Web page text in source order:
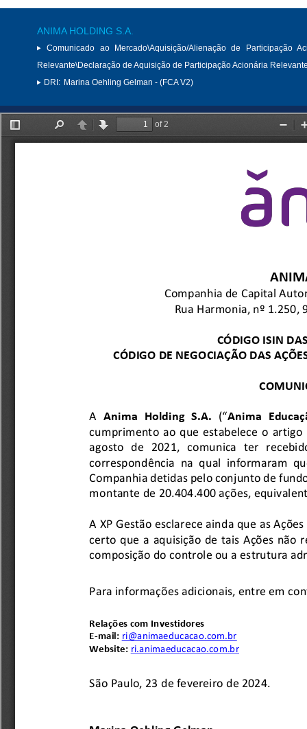
ANIMA HOLDING S.A.
Comunicado ao Mercado\Aquisição/Alienação de Participação
Relevante\Declaração de Aquisição de Participação Acionária
DRI: Marina Oehling Gelman - (FCA V2)